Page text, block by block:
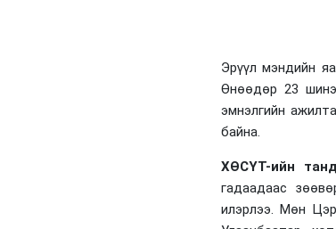
Эрүүл мэндийн
Өнөөдөр 23
эмнэлгийн
байна.
ХӨСҮТ-ийн
гадаадаас
илэрлээ. Мөн